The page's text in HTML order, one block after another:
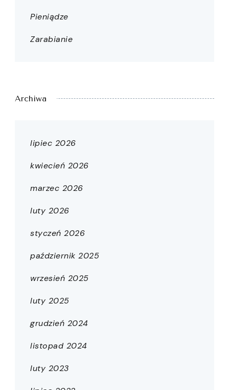
Pieniądze
Zarabianie
Archiwa
lipiec 2026
kwiecień 2026
marzec 2026
luty 2026
styczeń 2026
październik 2025
wrzesień 2025
luty 2025
grudzień 2024
listopad 2024
luty 2023